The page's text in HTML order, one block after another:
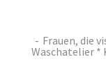
Frauen, die
Waschatelier *